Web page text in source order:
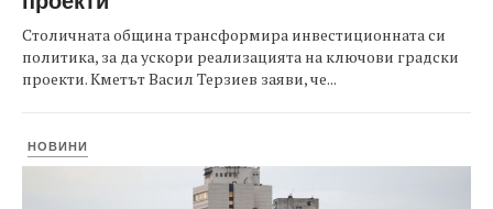
Столичната община трансформира инвестиционната си
политика, за да ускори реализацията на ключови градски
проекти. Кметът Васил Терзиев заяви, че...
НОВИНИ